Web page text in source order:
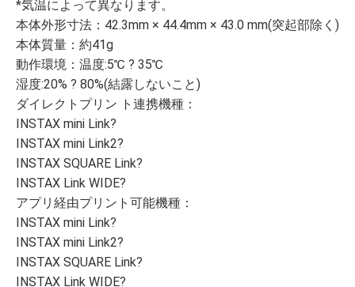
*気温によって異なります。
本体外形寸法：42.3mm × 44.4mm × 43.0 mm(突起部除く)
本体質量：約41g
動作環境：温度:5℃ ? 35℃
湿度:20% ? 80%(結露しないこと)
ダイレクトプリン ト連携機種：
INSTAX mini Link?
INSTAX mini Link2?
INSTAX SQUARE Link?
INSTAX Link WIDE?
アプリ経由プリント可能機種：
INSTAX mini Link?
INSTAX mini Link2?
INSTAX SQUARE Link?
INSTAX Link WIDE?